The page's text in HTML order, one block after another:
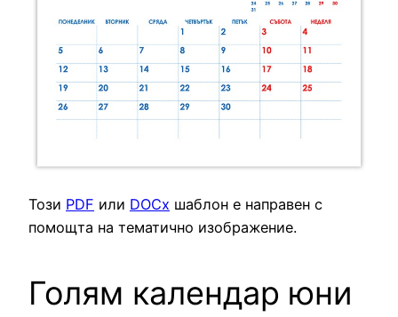
Този PDF или DOCx шаблон е направен с
помощта на тематично изображение.
Голям календар юни